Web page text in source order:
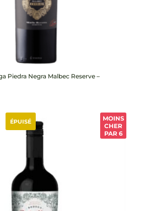
Piedra Negra Malbec Reserve –
MOINS
CHER
PAR 6
ÉPUISÉ